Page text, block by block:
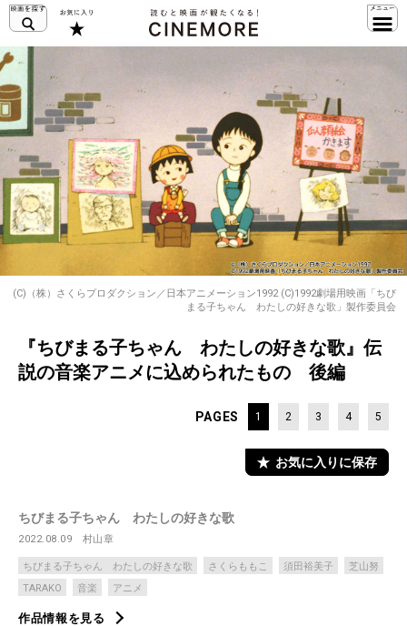
(C)（株）さくらプロダクション／日本アニメーション1992 (C)1992劇場用映画「ちび
まる子ちゃん わたしの好きな歌」製作委員会
『ちびまる子ちゃん わたしの好きな歌』伝
説の音楽アニメに込められたもの 後編
PAGES 1 2 3 4 5
お気に入りに保存
ちびまる子ちゃん わたしの好きな歌
2022.08.09 村山章
ちびまる子ちゃん わたしの好きな歌 さくらももこ 須田裕美子
芝山努
TARAKO
音楽 アニメ
作品情報を見る